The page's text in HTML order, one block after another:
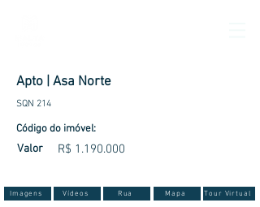
Imagens Vídeos Rua Mapa Tour Virtual
Apto | Asa Norte
SQN 214
Código do imóvel:
Valor R$ 1.190.000